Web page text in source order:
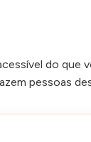
do que
pessoas